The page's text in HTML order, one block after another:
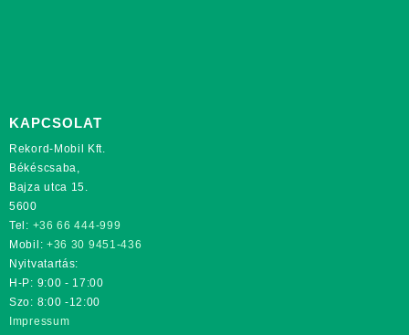
KAPCSOLAT
Rekord-Mobil Kft.
Békéscsaba,
Bajza utca 15.
5600
Tel: +36 66 444-999
Mobil: +36 30 9451-436
Nyitvatartás:
H-P: 9:00 - 17:00
Szo: 8:00 -12:00
Impressum